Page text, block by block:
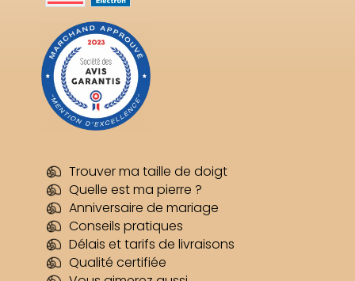
Trouver ma taille de doigt
Quelle est ma pierre ?
Anniversaire de mariage
Conseils pratiques
Délais et tarifs de livraisons
Qualité certifiée